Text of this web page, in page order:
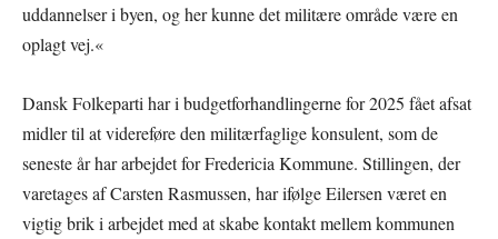
uddannelser i byen, og her kunne det militære område være en
oplagt vej.«
Dansk Folkeparti har i budgetforhandlingerne for 2025 fået afsat
midler til at videreføre den militærfaglige konsulent, som de
seneste år har arbejdet for Fredericia Kommune. Stillingen, der
varetages af Carsten Rasmussen, har ifølge Eilersen været en
vigtig brik i arbejdet med at skabe kontakt mellem kommunen